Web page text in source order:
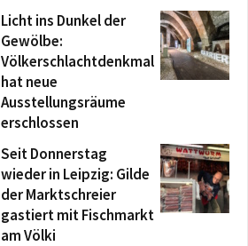
Licht ins Dunkel der
Gewölbe:
Völkerschlachtdenkmal
hat neue
Ausstellungsräume
erschlossen
Seit Donnerstag
wieder in Leipzig: Gilde
der Marktschreier
gastiert mit Fischmarkt
am Völki